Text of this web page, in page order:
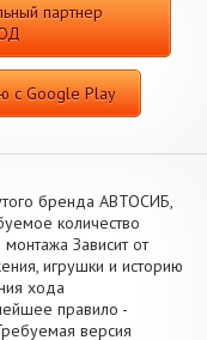
партнер
с Google Play
бренда АВТОСИБ,
количество
Зависит от
игрушки и историю
хода
правило -
версия